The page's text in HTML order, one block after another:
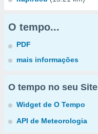
O tempo...
PDF
mais informações
O tempo no seu Site
Widget de O Tempo
API de Meteorologia